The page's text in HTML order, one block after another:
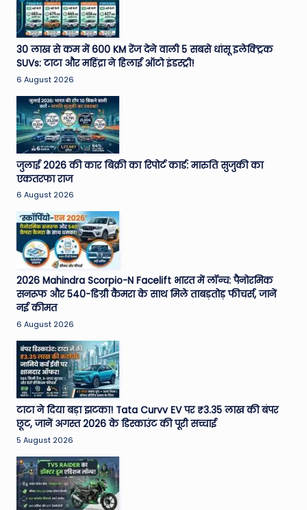
30 लाख से कम में 600 KM रेंज देने वाली 5 सबसे धांसू इलेक्ट्रिक
SUVs: टाटा और महिंद्रा ने हिलाई ऑटो इंडस्ट्री!
6 August 2026
जुलाई 2026 की कार बिक्री का रिपोर्ट कार्ड: मारुति सुजुकी का
एकतरफा राज
6 August 2026
2026 Mahindra Scorpio-N Facelift भारत में लॉन्च: पैनोरमिक
सनरूफ और 540-डिग्री कैमरा के साथ मिले ताबड़तोड़ फीचर्स, जानें
नई कीमत
6 August 2026
टाटा ने दिया बड़ा झटका! Tata Curvv EV पर ₹3.35 लाख की बंपर
छूट, जानें अगस्त 2026 के डिस्काउंट की पूरी सच्चाई
5 August 2026